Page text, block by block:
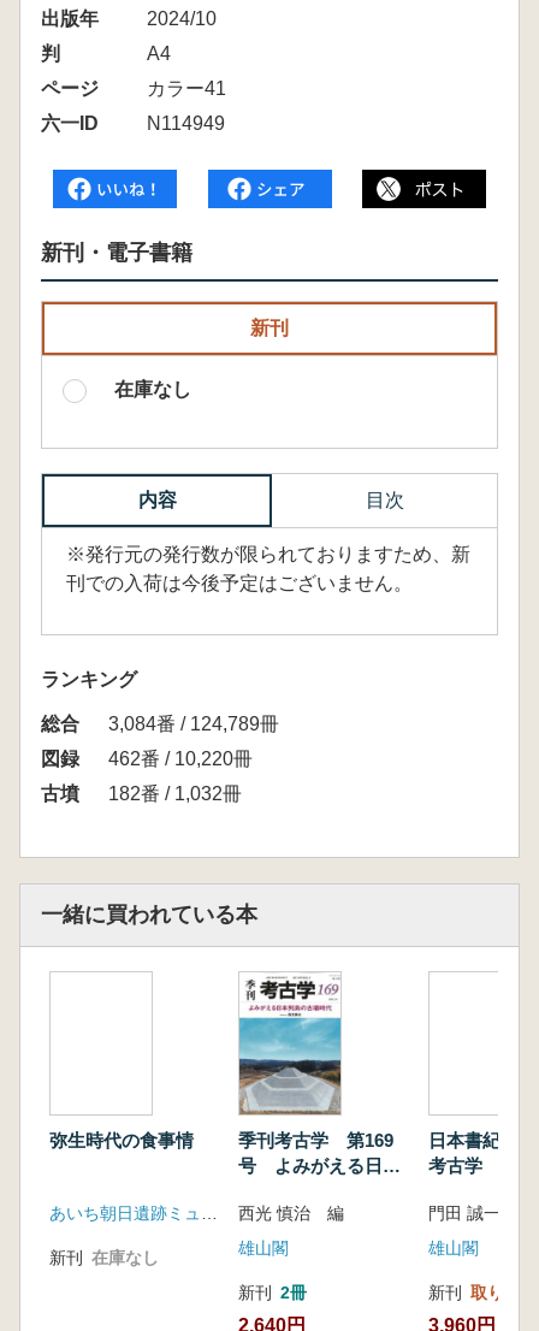
出版年
2024/10
判
A4
ページ
カラー41
六一ID
N114949
新刊・電子書籍
新刊
在庫なし
内容 目次
※発行元の発行数が限られておりますため、新
刊での入荷は今後予定はございません。
ランキング
総合
3,084番 / 124,789冊
図録
462番 / 10,220冊
古墳
182番 / 1,032冊
一緒に買われている本
弥生時代の食事情
あいち朝日遺跡ミュージアム
新刊 在庫なし
季刊考古学 第169
号 よみがえる日本
西光 慎治 編
雄山閣
新刊 2冊
2,640円
日本書紀と
考古学
門田 誠一 著
雄山閣
新刊 取り寄せ
3,960円